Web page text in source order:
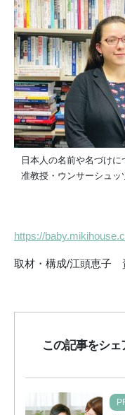
日本人の名前や名づけ
准教授・ウンサーシュッ
https://
取材・構成/江頭恵子
この記事をシェ